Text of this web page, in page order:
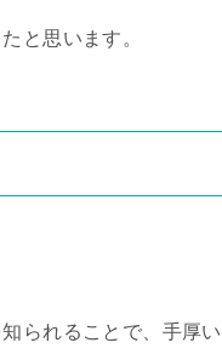
と思います。
られることで、手厚い